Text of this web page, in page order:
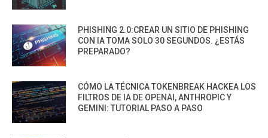
PHISHING 2.0:CREAR UN SITIO DE PHISHING
CON IA TOMA SOLO 30 SEGUNDOS. ¿ESTÁS
PREPARADO?
CÓMO LA TÉCNICA TOKENBREAK HACKEA LOS
FILTROS DE IA DE OPENAI, ANTHROPIC Y
GEMINI: TUTORIAL PASO A PASO